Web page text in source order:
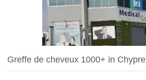
Greffe de cheveux 1000+ in Chypre